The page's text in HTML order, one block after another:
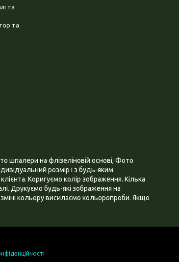
та
та
шпалери на флізеліновій основі, Фото
розмір і з будь-яким
Коригуємо колір зображення. Кілька
Друкуємо будь-які зображення на
кольору висилаємо кольоропроби. Якщо